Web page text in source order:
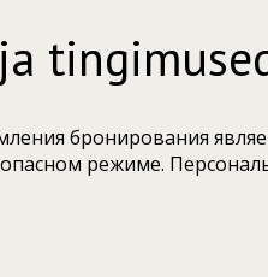
бронирования
режиме.